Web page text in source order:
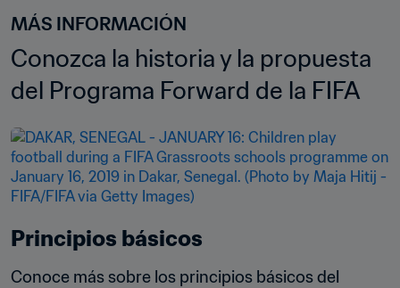
MÁS INFORMACIÓN
Conozca la historia y la propuesta
del Programa Forward de la FIFA
Principios básicos
Conoce más sobre los principios básicos del